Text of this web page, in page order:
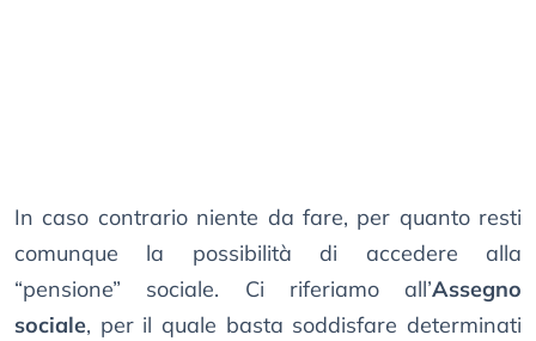
In caso contrario niente da fare, per quanto resti
comunque la possibilità di accedere alla
“pensione” sociale. Ci riferiamo all’Assegno
sociale, per il quale basta soddisfare determinati